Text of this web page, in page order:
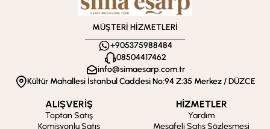
MÜŞTERİ HİZMETLERİ
+905375988484
08504417462
info@simaesarp.com.tr
Kültür Mahallesi İstanbul Caddesi No:94 Z:35 Merkez / DÜZCE
ALIŞVERİŞ
Toptan Satış
Komisyonlu Satış
HİZMETLER
Yardım
Mesafeli Satış Sözleşmesi